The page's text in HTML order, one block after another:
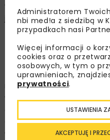
wyłącznej strefie
jest oddanie do
zainstalowanej w
(po 2033 roku), a roczna
z wiatru wyniesie około 40
Zgodnie z raportem Global
rok był rekordowy dla
wiatrowej na świecie.
dzięki czemu łączna moc
GW. Dla porównania
wynosiła jedynie 3 GW.
Administratorem
nbi med!a z siedzibą w
przypadkach nasi
Więcej informacji o
cookies oraz o
osobowych, w tym o
uprawnieniach,
prywatności.
AKCEPTUJĘ I
USTAWIENIA